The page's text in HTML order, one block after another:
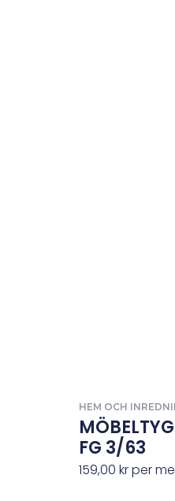
HEM OCH
FG 3/63
159,00krper